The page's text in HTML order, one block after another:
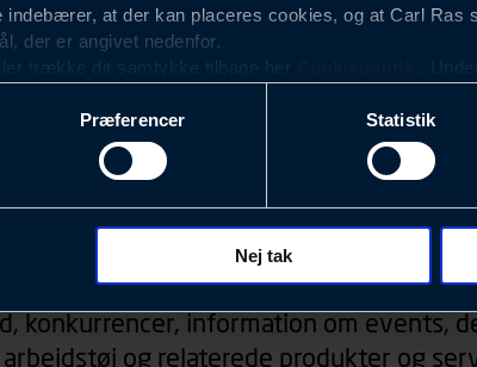
indebærer, at der kan placeres cookies, og at Carl Ras
der er angivet nedenfor.
trække dit samtykke tilbage her
.
med det formål at optimere design,
analyser af, hvilke oplysninger der er mest populære,
hvad der klikkes på, sider/indhold der besøges,
(computer, smartphone mv.) samt de features, der
sig på. Til dette formål behandles der
Præferencer Statistik
Nej tak
Nyhedsbrev
konkurrencer, information om events,
arbejdstøj og relaterede produkter og